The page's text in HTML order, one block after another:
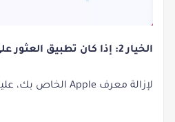
الخيار 2: إذا كان تطبيق العثور على الـ iPhone مفعل
لإزالة معرف Apple الخاص بك، عليك التأكد من أنك: